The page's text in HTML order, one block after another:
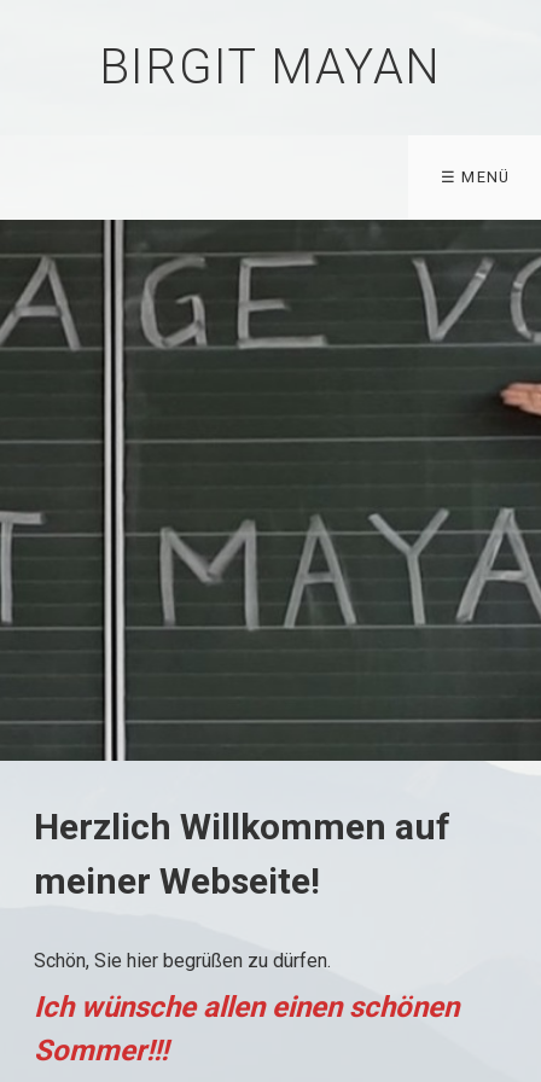
BIRGIT MAYAN
☰ MENÜ
Herzlich Willkommen auf
meiner Webseite!
Schön, Sie hier begrüßen zu dürfen.
Ich wünsche allen einen schönen
Sommer!!!